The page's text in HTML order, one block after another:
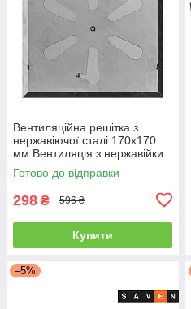
Вентиляційна решітка з
нержавіючої сталі 170x170
мм Вентиляція з нержавійки
для печі
Готово до відправки
298 ₴ 596 ₴
Купити
–5%